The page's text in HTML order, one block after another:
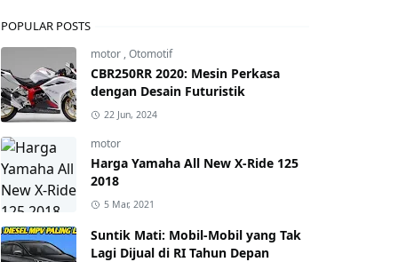
POPULAR POSTS
motor ,Otomotif
CBR250RR 2020: Mesin Perkasa
dengan Desain Futuristik
22 Jun, 2024
motor
Harga Yamaha All New X-Ride 125
2018
5 Mar, 2021
Suntik Mati: Mobil-Mobil yang Tak
Lagi Dijual di RI Tahun Depan